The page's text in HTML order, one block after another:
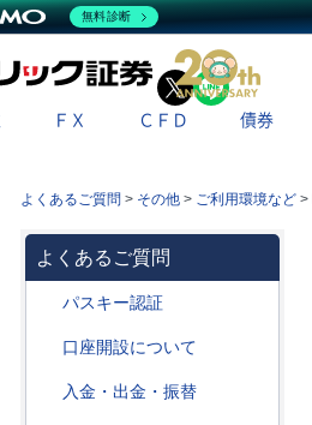
X
ＦＸ ＣＦＤ 債券
よくあるご質問 > その他 > ご利用環境など >
よくあるご質問
パスキー認証
口座開設について
入金・出金・振替
無料診断